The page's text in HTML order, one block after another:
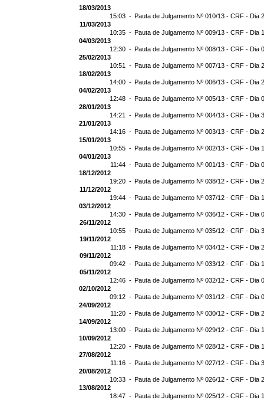
18/03/2013
15:03 - Pauta de Julgamento Nº 010/13 - CRF - Dia
11/03/2013
10:35 - Pauta de Julgamento Nº 009/13 - CRF - Dia
04/03/2013
12:30 - Pauta de Julgamento Nº 008/13 - CRF - Dia
25/02/2013
10:51 - Pauta de Julgamento Nº 007/13 - CRF - Dia
18/02/2013
14:00 - Pauta de Julgamento Nº 006/13 - CRF - Dia
04/02/2013
12:48 - Pauta de Julgamento Nº 005/13 - CRF - Dia
28/01/2013
14:21 - Pauta de Julgamento Nº 004/13 - CRF - Dia
21/01/2013
14:16 - Pauta de Julgamento Nº 003/13 - CRF - Dia
15/01/2013
10:55 - Pauta de Julgamento Nº 002/13 - CRF - Dia
04/01/2013
11:44 - Pauta de Julgamento Nº 001/13 - CRF - Dia
18/12/2012
19:20 - Pauta de Julgamento Nº 038/12 - CRF - Dia
11/12/2012
19:44 - Pauta de Julgamento Nº 037/12 - CRF - Dia
03/12/2012
14:30 - Pauta de Julgamento Nº 036/12 - CRF - Dia
26/11/2012
10:55 - Pauta de Julgamento Nº 035/12 - CRF - Dia
19/11/2012
11:18 - Pauta de Julgamento Nº 034/12 - CRF - Dia
09/11/2012
09:42 - Pauta de Julgamento Nº 033/12 - CRF - Dia
05/11/2012
12:46 - Pauta de Julgamento Nº 032/12 - CRF - Dia
02/10/2012
09:12 - Pauta de Julgamento Nº 031/12 - CRF - Dia
24/09/2012
11:20 - Pauta de Julgamento Nº 030/12 - CRF - Dia
14/09/2012
13:00 - Pauta de Julgamento Nº 029/12 - CRF - Dia
10/09/2012
12:20 - Pauta de Julgamento Nº 028/12 - CRF - Dia
27/08/2012
11:16 - Pauta de Julgamento Nº 027/12 - CRF - Dia
20/08/2012
10:33 - Pauta de Julgamento Nº 026/12 - CRF - Dia
13/08/2012
18:47 - Pauta de Julgamento Nº 025/12 - CRF - Dia